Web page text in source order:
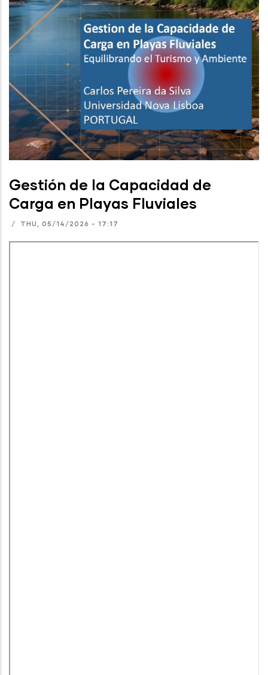
Gestión de la Capacidad de
Carga en Playas Fluviales
/ THU, 05/14/2026 - 17:17